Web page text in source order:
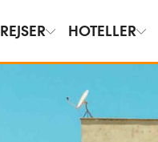
REJSER HOTELLER